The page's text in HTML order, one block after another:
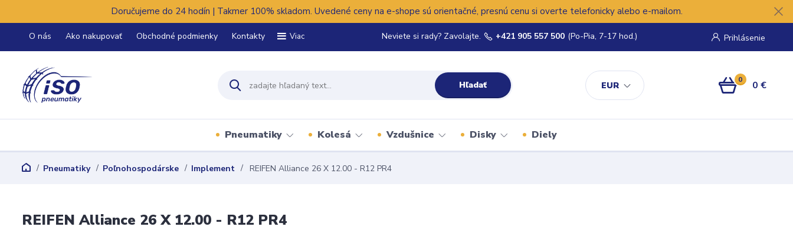
Doručujeme do 24 hodín | Takmer 100% skladom. Uvedené ceny na e-shope sú orientačné, presnú cenu si overte telefonicky alebo e-mailom.
O nás Ako nakupovať Obchodné podmienky Kontakty Viac
EUR
Prihlásenie
Hľadať
Neviete si rady? Zavolajte. +421 905 557 500 (Po-Pia, 7-17 hod.)
0 0 €
Pneumatiky Kolesá Vzdušnice Disky Diely
Pneumatiky Poľnohospodárske Implement REIFEN Alliance 26 X 12.00 - R12 PR4
REIFEN Alliance 26 X 12.00 - R12 PR4